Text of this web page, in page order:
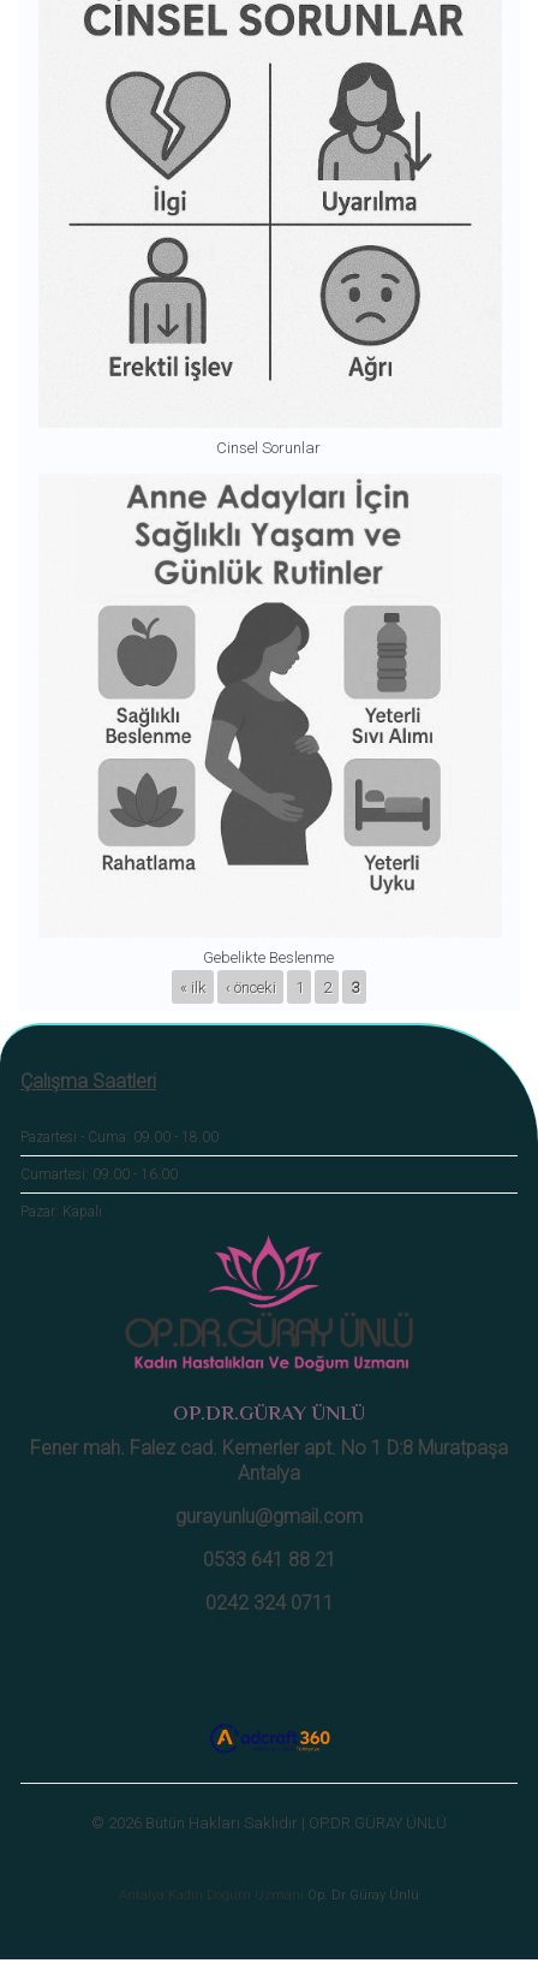
Cinsel Sorunlar
Gebelikte Beslenme
« ilk ‹ önceki 1 2 3
Çalışma Saatleri
Pazartesi - Cuma: 09.00 - 18.00
Cumartesi: 09.00 - 16.00
Pazar: Kapalı
OP.DR.GÜRAY ÜNLÜ
Fener mah. Falez cad. Kemerler apt. No 1 D:8 Muratpaşa
Antalya
gurayunlu@gmail.com
0533 641 88 21
0242 324 0711
© 2026 Bütün Hakları Saklıdır | OP.DR.GÜRAY ÜNLÜ
Antalya Kadın Doğum Uzmanı Op. Dr Güray Ünlü